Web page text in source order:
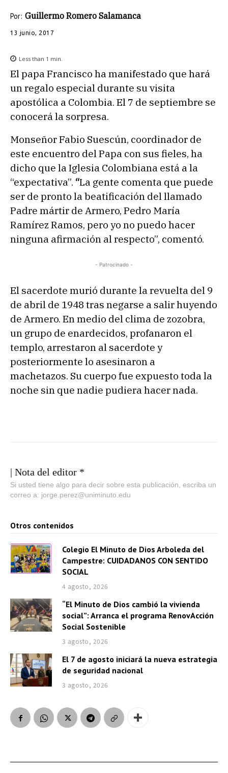
Por: Guillermo Romero Salamanca
13 junio, 2017
Less than 1 min.
El papa Francisco ha manifestado que hará
un regalo especial durante su visita
apostólica a Colombia. El 7 de septiembre se
conocerá la sorpresa.
Monseñor Fabio Suescún, coordinador de
este encuentro del Papa con sus fieles, ha
dicho que la Iglesia Colombiana está a la
“expectativa”. “La gente comenta que puede
ser de pronto la beatificación del llamado
Padre mártir de Armero, Pedro María
Ramírez Ramos, pero yo no puedo hacer
ninguna afirmación al respecto”, comentó.
- Patrocinado -
El sacerdote murió durante la revuelta del 9
de abril de 1948 tras negarse a salir huyendo
de Armero. En medio del clima de zozobra,
un grupo de enardecidos, profanaron el
templo, arrestaron al sacerdote y
posteriormente lo asesinaron a
machetazos. Su cuerpo fue expuesto toda la
noche sin que nadie pudiera hacer nada.
| Nota del editor *
Si usted tiene algo para decir sobre esta publicación, escriba un
correo a: jorge.perez@uniminuto.edu
Otros contenidos
Colegio El Minuto de Dios Arboleda del
Campestre: CUIDADANOS CON SENTIDO
SOCIAL
4 agosto, 2026
“El Minuto de Dios cambió la vivienda
social”: Arranca el programa RenovAcción
Social Sostenible
3 agosto, 2026
El 7 de agosto iniciará la nueva estrategia
de seguridad nacional
3 agosto, 2026